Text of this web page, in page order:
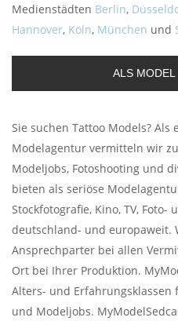
Medienstädten Berlin,
Hannover, Köln, München und
ALS MODEL
Sie suchen Tattoo Models? Als
Modelagentur vermitteln wir
Modeljobs, Fotoshooting und
bieten als seriöse
Stockfotografie, Kino, TV, Foto-
deutschland- und europaweit.
Ansprechparter bei allen
Ort bei Ihrer Produktion.
Alters- und Erfahrungsklassen
und Modeljobs.